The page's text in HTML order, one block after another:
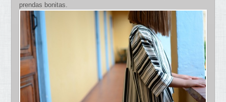
prendas bonitas.